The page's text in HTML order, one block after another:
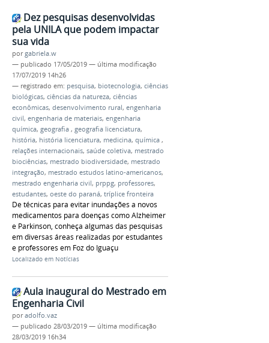
Dez pesquisas desenvolvidas
pela UNILA que podem impactar
sua vida
porgabriela.w
— publicado 17/05/2019 — última modificação
17/07/2019 14h26
— registrado em: pesquisa, biotecnologia, ciências
biológicas, ciências da natureza, ciências
econômicas, desenvolvimento rural, engenharia
civil, engenharia de materiais, engenharia
química, geografia , geografia licenciatura,
história, história licenciatura, medicina, química ,
relações internacionais, saúde coletiva, mestrado
biociências, mestrado biodiversidade, mestrado
integração, mestrado estudos latino-americanos,
mestrado engenharia civil, prppg, professores,
estudantes, oeste do paraná, tríplice fronteira
De técnicas para evitar inundações a novos
medicamentos para doenças como Alzheimer
e Parkinson, conheça algumas das pesquisas
em diversas áreas realizadas por estudantes
e professores em Foz do Iguaçu
Localizado em Notícias
Aula inaugural do Mestrado em
Engenharia Civil
poradolfo.vaz
— publicado 28/03/2019 — última modificação
28/03/2019 16h34